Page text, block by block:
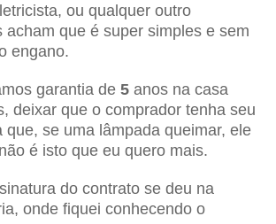
ou qualquer outro
acham que é super simples e sem
engano.
garantia de 5 anos na casa
deixar que o comprador tenha seu
que, se uma lâmpada queimar, ele
é isto que eu quero mais.
do contrato se deu na
onde fiquei conhecendo o